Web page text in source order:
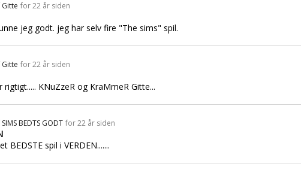
Gitte for 22 år siden
jeg godt. jeg har selv fire "The sims" spil.
Gitte for 22 år siden
rigtigt..... KNuZzeR og KraMmeR Gitte...
SIMS BEDTS GODT for 22 år siden
BEDSTE spil i VERDEN.......